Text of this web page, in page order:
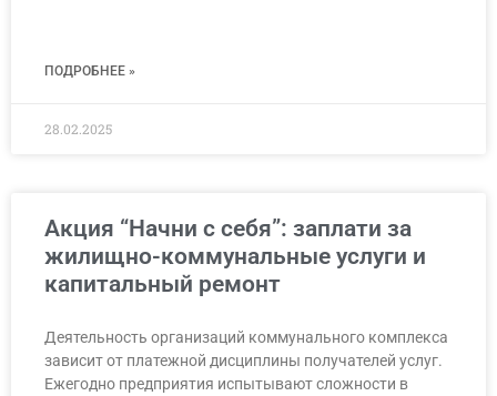
ПОДРОБНЕЕ »
28.02.2025
Акция “Начни с себя”: заплати за
жилищно-коммунальные услуги и
капитальный ремонт
Деятельность организаций коммунального комплекса
зависит от платежной дисциплины получателей услуг.
Ежегодно предприятия испытывают сложности в